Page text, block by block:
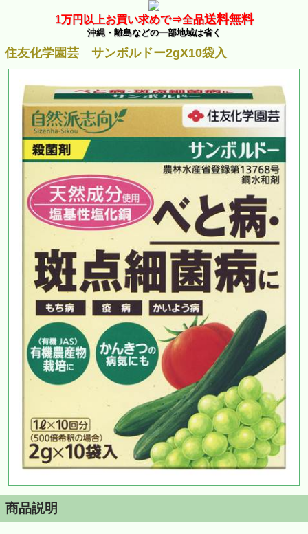
1万円以上お買い求めで⇒全品送料無料
沖縄・離島などの一部地域は省く
住友化学園芸 サンボルドー2gX10袋入
商品説明